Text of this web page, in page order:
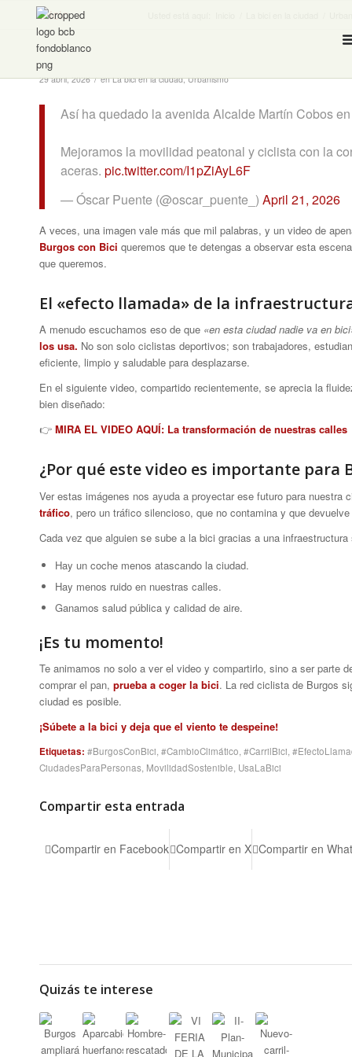
Inicio
29 abril, 2026 / enLa bici en la ciudad,Urbanismo
Así ha quedado la avenida Alcalde Martín Cobos
Mejoramos la movilidad peatonal y ciclista con la
aceras. pic.twitter.com/I1pZiAyL6F
— Óscar Puente (@oscar_puente_) April 21, 2026
A veces, una imagen vale más que mil palabras, y un video de
Burgos con Bici queremos que te detengas a observar esta
que queremos.
El «efecto llamada» de la
A menudo escuchamos eso de que «en esta ciudad nadie va en
los usa. No son solo ciclistas deportivos; son trabajadores,
eficiente, limpio y saludable para desplazarse.
En el siguiente video, compartido recientemente, se aprecia la
bien diseñado:
👉 MIRA EL VIDEO AQUÍ: La transformación de nuestras calles
¿Por qué este video es importante para
Ver estas imágenes nos ayuda a proyectar ese futuro para
tráfico, pero un tráfico silencioso, que no contamina y que
Cada vez que alguien se sube a la bici gracias a una infraestructura
Hay un coche menos atascando la ciudad.
Hay menos ruido en nuestras calles.
Ganamos salud pública y calidad de aire.
¡Es tu momento!
Te animamos no solo a ver el video y compartirlo, sino a ser parte
comprar el pan, prueba a coger la bici. La red ciclista de Burgos
ciudad es posible.
¡Súbete a la bici y deja que el viento te despeine!
Etiquetas: #BurgosConBici #CambioClimático #CarrilBici
CiudadesParaPersonas MovilidadSostenible UsaLaBici
Compartir esta entrada
Compartir en Facebook Compartir en X Compartir en
Quizás te interese